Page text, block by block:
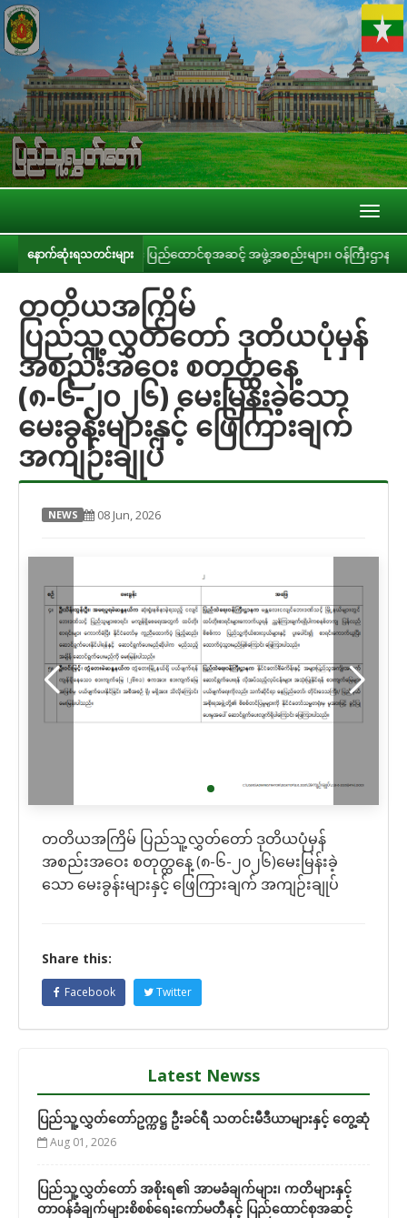
နောက်ဆုံးရသတင်းများ
စ်ရေးကော်မတီနှင့် ပြည်ထောင်စုအဆင့် အဖွဲ့အစည်းများ၊ ဝန်ကြီးဌာနများ၊
တတိယအကြိမ်
ပြည်သူ့လွှတ်တော် ဒုတိယပုံမှန်
အစည်းအဝေး စတုတ္ထနေ့
(၈-၆-၂၀၂၆) မေးမြန်းခဲ့သော
မေးခွန်းများနှင့် ဖြေကြားချက်
အကျဉ်းချုပ်
NEWS 08 Jun, 2026
တတိယအကြိမ် ပြည်သူ့လွှတ်တော် ဒုတိယပုံမှန်
အစည်းအဝေး စတုတ္ထနေ့ (၈-၆-၂၀၂၆)မေးမြန်းခဲ့
သော မေးခွန်းများနှင့် ဖြေကြားချက် အကျဉ်းချုပ်
Share this:
Facebook Twitter
Latest Newss
ပြည်သူ့လွှတ်တော်ဥက္ကဋ္ဌ ဦးခင်ရီ သတင်းမီဒီယာများနှင့် တွေ့ဆုံ
Aug 01, 2026
ပြည်သူ့လွှတ်တော် အစိုးရ၏ အာမခံချက်များ၊ ကတိများနှင့်
တာဝန်ခံချက်များစိစစ်ရေးကော်မတီနှင့် ပြည်ထောင်စုအဆင့်